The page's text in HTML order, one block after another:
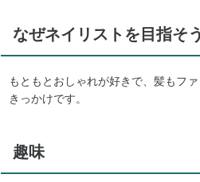
なぜネイリストを目指そ
もともとおしゃれが好きで、髪もフ
きっかけです。
趣味